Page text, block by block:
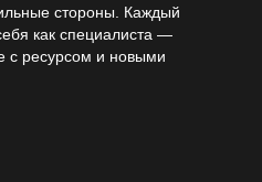
стороны. Каждый
как специалиста —
с ресурсом и новыми